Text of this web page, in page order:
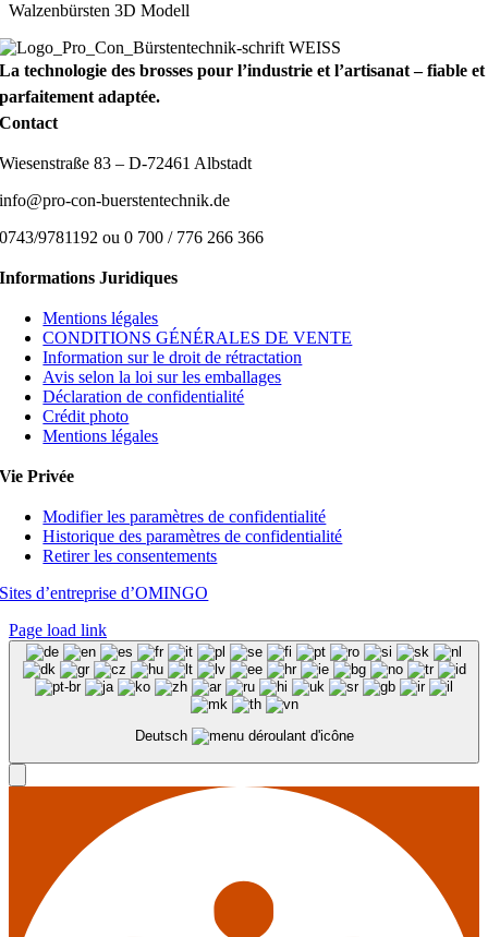
Walzenbürsten 3D Modell
La technologie des brosses pour l’industrie et l’artisanat – fiable et
parfaitement adaptée.
Contact
Wiesenstraße 83 – D-72461 Albstadt
info@pro-con-buerstentechnik.de
0743/9781192 ou 0 700 / 776 266 366
Informations Juridiques
Mentions légales
CONDITIONS GÉNÉRALES DE VENTE
Information sur le droit de rétractation
Avis selon la loi sur les emballages
Déclaration de confidentialité
Crédit photo
Mentions légales
Vie Privée
Modifier les paramètres de confidentialité
Historique des paramètres de confidentialité
Retirer les consentements
Sites d’entreprise d’OMINGO
Page load link
Deutsch